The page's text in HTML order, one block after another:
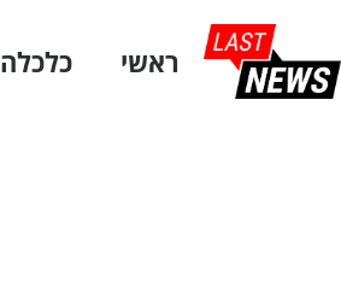
ראשי כלכלה